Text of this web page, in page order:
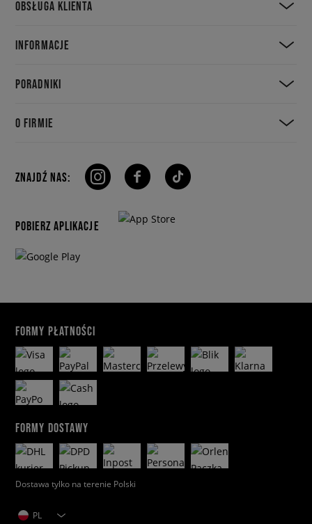
OBSŁUGA KLIENTA
INFORMACJE
PORADNIKI
O FIRMIE
ZNAJDŹ NAS:
POBIERZ APLIKACJE
FORMY PŁATNOŚCI
FORMY DOSTAWY
Dostawa tylko na terenie Polski
PL